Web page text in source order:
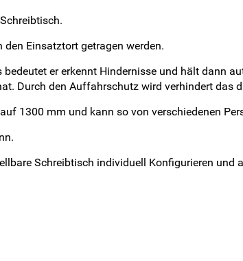
Einsatztort getragen werden.
er erkennt Hindernisse und hält dann
Durch den Auffahrschutz wird verhindert das
1300 mm und kann so von verschiedenen
Schreibtisch individuell Konfigurieren und